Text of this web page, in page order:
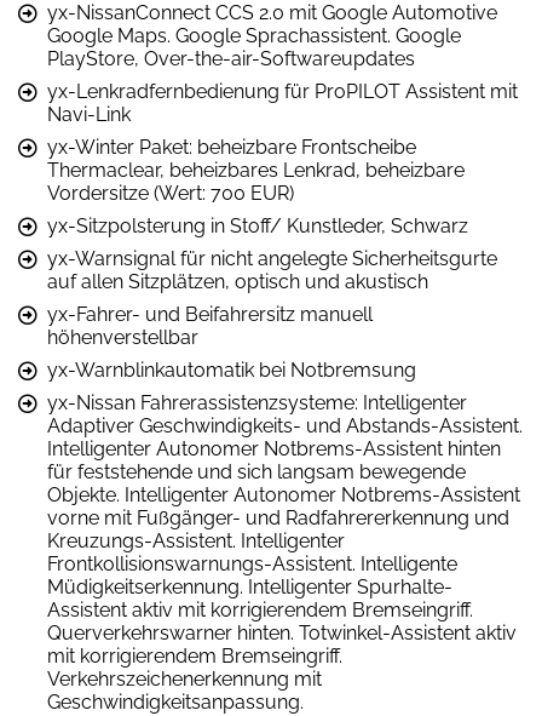
yx-NissanConnect CCS 2.0 mit Google Automotive
Google Maps. Google Sprachassistent. Google
PlayStore, Over-the-air-Softwareupdates
yx-Lenkradfernbedienung für ProPILOT Assistent mit
Navi-Link
yx-Winter Paket: beheizbare Frontscheibe
Thermaclear, beheizbares Lenkrad, beheizbare
Vordersitze (Wert: 700 EUR)
yx-Sitzpolsterung in Stoff/ Kunstleder, Schwarz
yx-Warnsignal für nicht angelegte Sicherheitsgurte
auf allen Sitzplätzen, optisch und akustisch
yx-Fahrer- und Beifahrersitz manuell
höhenverstellbar
yx-Warnblinkautomatik bei Notbremsung
yx-Nissan Fahrerassistenzsysteme: Intelligenter
Adaptiver Geschwindigkeits- und Abstands-Assistent.
Intelligenter Autonomer Notbrems-Assistent hinten
für feststehende und sich langsam bewegende
Objekte. Intelligenter Autonomer Notbrems-Assistent
vorne mit Fußgänger- und Radfahrererkennung und
Kreuzungs-Assistent. Intelligenter
Frontkollisionswarnungs-Assistent. Intelligente
Müdigkeitserkennung. Intelligenter Spurhalte-
Assistent aktiv mit korrigierendem Bremseingriff.
Querverkehrswarner hinten. Totwinkel-Assistent aktiv
mit korrigierendem Bremseingriff.
Verkehrszeichenerkennung mit
Geschwindigkeitsanpassung.